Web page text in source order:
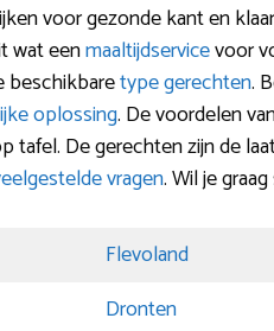
voor gezonde kant en
wat eenmaaltijdservicevoor
beschikbaretype gerechten.
oplossing. De voordelen
tafel. De gerechten zijn de
vragen. Wil je
Flevoland
Dronten